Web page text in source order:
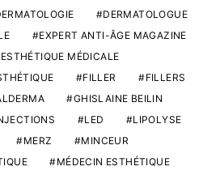
DERMATOLOGUE
EXPERT ANTI-ÂGE MAGAZINE
MÉDICALE
FILLER
FILLERS
GHISLAINE BEILIN
LED
LIPOLYSE
MERZ
MINCEUR
MÉDECIN ESTHÉTIQUE